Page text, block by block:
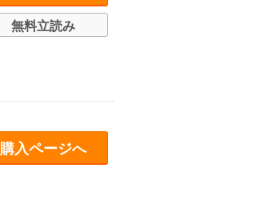
無料立読み
購入ページへ